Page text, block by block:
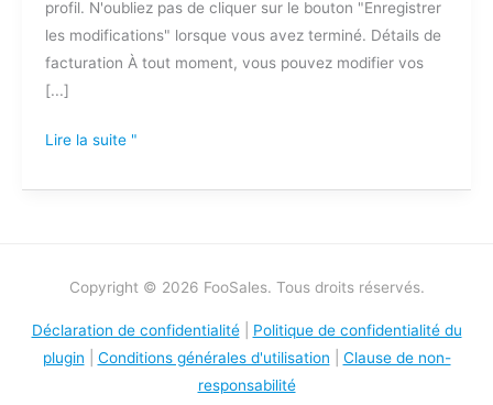
profil. N'oubliez pas de cliquer sur le bouton "Enregistrer
les modifications" lorsque vous avez terminé. Détails de
facturation À tout moment, vous pouvez modifier vos
[...]
Lire la suite "
Copyright © 2026 FooSales. Tous droits réservés.
Déclaration de confidentialité| Politique de confidentialité du
plugin
Conditions générales d'utilisation
Clause de non-
responsabilité